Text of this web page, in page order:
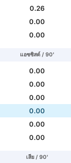
0.26
0.00
0.00
แอซซิสต์ / 90'
0.00
0.00
0.00
0.00
0.00
0.00
เสีย / 90'